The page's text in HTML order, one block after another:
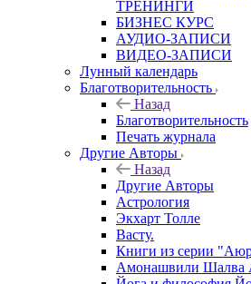
ТРЕНИНГИ
БИЗНЕС КУРС
АУДИО-ЗАПИСИ
ВИДЕО-ЗАПИСИ
Лунный календарь
Благотворительность
Назад
Благотворительность
Печать журнала
Другие Aвторы
Назад
Другие Aвторы
Астрология
Экхарт Толле
Васту.
Книги из серии
Амонашвили Шалва